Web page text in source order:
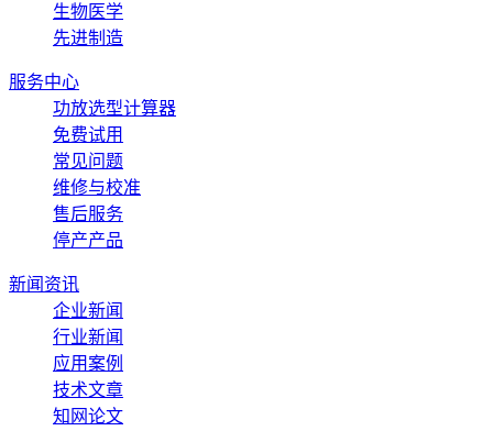
生物医学
先进制造
服务中心
功放选型计算器
免费试用
常见问题
维修与校准
售后服务
停产产品
新闻资讯
企业新闻
行业新闻
应用案例
技术文章
知网论文